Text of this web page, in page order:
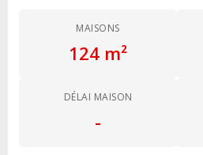
MAISONS
124 m²
DÉLAI MAISON
-